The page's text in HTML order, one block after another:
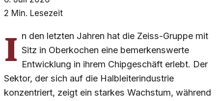
2 Min. Lesezeit
I n den letzten Jahren hat die Zeiss-Gruppe mit
Sitz in Oberkochen eine bemerkenswerte
Entwicklung in ihrem Chipgeschäft erlebt. Der
Sektor, der sich auf die Halbleiterindustrie
konzentriert, zeigt ein starkes Wachstum, während